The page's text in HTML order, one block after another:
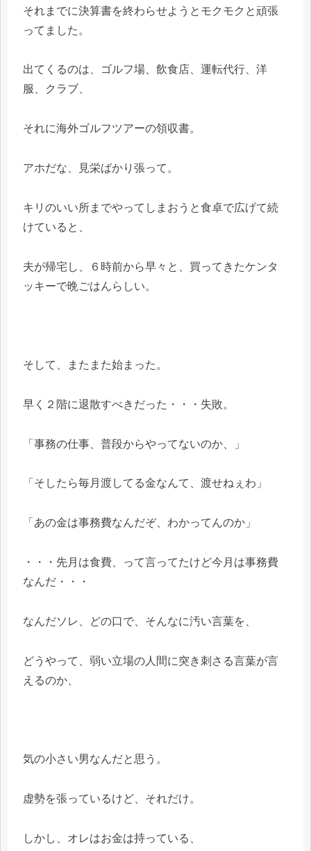
それまでに決算書を終わらせようとモクモクと頑張
ってました。
出てくるのは、ゴルフ場、飲食店、運転代行、洋
服、クラブ、
それに海外ゴルフツアーの領収書。
アホだな、見栄ばかり張って。
キリのいい所までやってしまおうと食卓で広げて続
けていると、
夫が帰宅し、６時前から早々と、買ってきたケンタ
ッキーで晩ごはんらしい。
そして、またまた始まった。
早く２階に退散すべきだった・・・失敗。
「事務の仕事、普段からやってないのか、」
「そしたら毎月渡してる金なんて、渡せねぇわ」
「あの金は事務費なんだぞ、わかってんのか」
・・・先月は食費、って言ってたけど今月は事務費
なんだ・・・
なんだソレ、どの口で、そんなに汚い言葉を、
どうやって、弱い立場の人間に突き刺さる言葉が言
えるのか、
気の小さい男なんだと思う。
虚勢を張っているけど、それだけ。
しかし、オレはお金は持っている、